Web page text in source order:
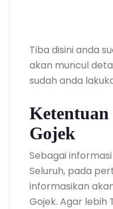
Tiba disini anda
akan muncul
sudah anda
Gojek
Sebagai
Seluruh, pada
informasikan
Gojek. Agar lebih